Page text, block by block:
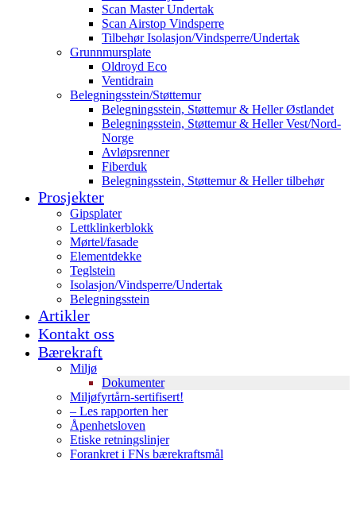
Scan Master Undertak
Scan Airstop Vindsperre
Tilbehør Isolasjon/Vindsperre/Undertak
Grunnmursplate
Oldroyd Eco
Ventidrain
Belegningsstein/Støttemur
Belegningsstein, Støttemur & Heller Østlandet
Belegningsstein, Støttemur & Heller Vest/Nord-
Norge
Avløpsrenner
Fiberduk
Belegningsstein, Støttemur & Heller tilbehør
Prosjekter
Gipsplater
Lettklinkerblokk
Mørtel/fasade
Elementdekke
Teglstein
Isolasjon/Vindsperre/Undertak
Belegningsstein
Artikler
Kontakt oss
Bærekraft
Miljø
Dokumenter
Miljøfyrtårn-sertifisert!
– Les rapporten her
Åpenhetsloven
Etiske retningslinjer
Forankret i FNs bærekraftsmål